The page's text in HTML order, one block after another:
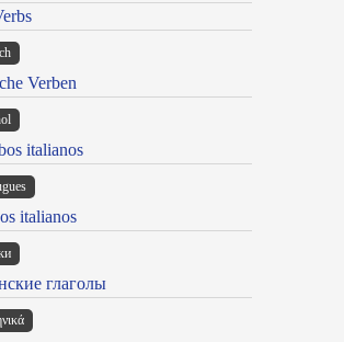
Verben
italianos
italianos
глаголы